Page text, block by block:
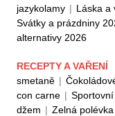
jazykolamy | Láska a
Svátky a prázdniny
alternativy 2026
RECEPTY A VAŘENÍ
smetaně |
con carne |
džem | Zelná polévka